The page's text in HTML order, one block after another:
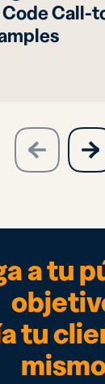
Code Call-
previous
slide
next
slide
a tu
tu